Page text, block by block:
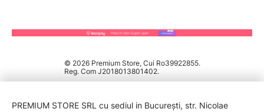
© 2026 Premium Store, Cui Ro39922855.
Reg. Com J2018013801402.
PREMIUM STORE SRL cu sediul in București, str. Nicolae